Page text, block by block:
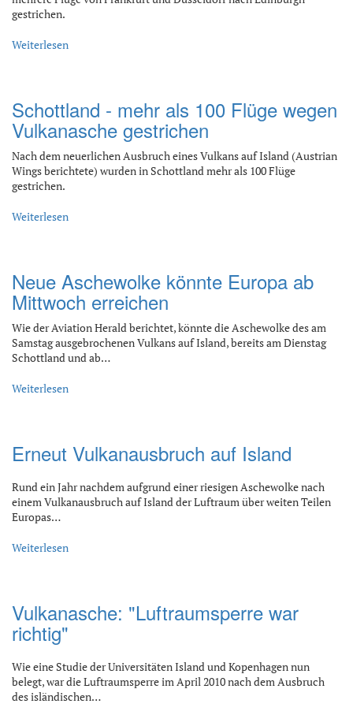
gestrichen.
Weiterlesen
Schottland - mehr als 100 Flüge wegen
Vulkanasche gestrichen
Nach dem neuerlichen Ausbruch eines Vulkans auf Island (Austrian
Wings berichtete) wurden in Schottland mehr als 100 Flüge
gestrichen.
Weiterlesen
Neue Aschewolke könnte Europa ab
Mittwoch erreichen
Wie der Aviation Herald berichtet, könnte die Aschewolke des am
Samstag ausgebrochenen Vulkans auf Island, bereits am Dienstag
Schottland und ab…
Weiterlesen
Erneut Vulkanausbruch auf Island
Rund ein Jahr nachdem aufgrund einer riesigen Aschewolke nach
einem Vulkanausbruch auf Island der Luftraum über weiten Teilen
Europas…
Weiterlesen
Vulkanasche: "Luftraumsperre war
richtig"
Wie eine Studie der Universitäten Island und Kopenhagen nun
belegt, war die Luftraumsperre im April 2010 nach dem Ausbruch
des isländischen…